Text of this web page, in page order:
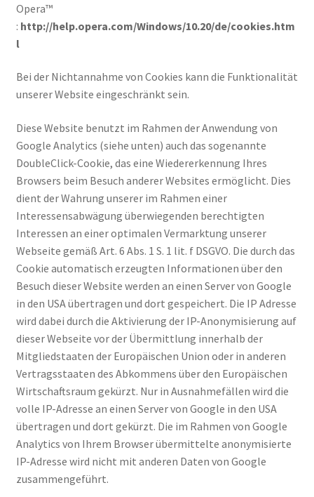
Opera™
: http://help.opera.com/Windows/10.20/de/cookies.htm
l
Bei der Nichtannahme von Cookies kann die Funktionalität
unserer Website eingeschränkt sein.
Diese Website benutzt im Rahmen der Anwendung von
Google Analytics (siehe unten) auch das sogenannte
DoubleClick-Cookie, das eine Wiedererkennung Ihres
Browsers beim Besuch anderer Websites ermöglicht. Dies
dient der Wahrung unserer im Rahmen einer
Interessensabwägung überwiegenden berechtigten
Interessen an einer optimalen Vermarktung unserer
Webseite gemäß Art. 6 Abs. 1 S. 1 lit. f DSGVO. Die durch das
Cookie automatisch erzeugten Informationen über den
Besuch dieser Website werden an einen Server von Google
in den USA übertragen und dort gespeichert. Die IP Adresse
wird dabei durch die Aktivierung der IP-Anonymisierung auf
dieser Webseite vor der Übermittlung innerhalb der
Mitgliedstaaten der Europäischen Union oder in anderen
Vertragsstaaten des Abkommens über den Europäischen
Wirtschaftsraum gekürzt. Nur in Ausnahmefällen wird die
volle IP-Adresse an einen Server von Google in den USA
übertragen und dort gekürzt. Die im Rahmen von Google
Analytics von Ihrem Browser übermittelte anonymisierte
IP-Adresse wird nicht mit anderen Daten von Google
zusammengeführt.